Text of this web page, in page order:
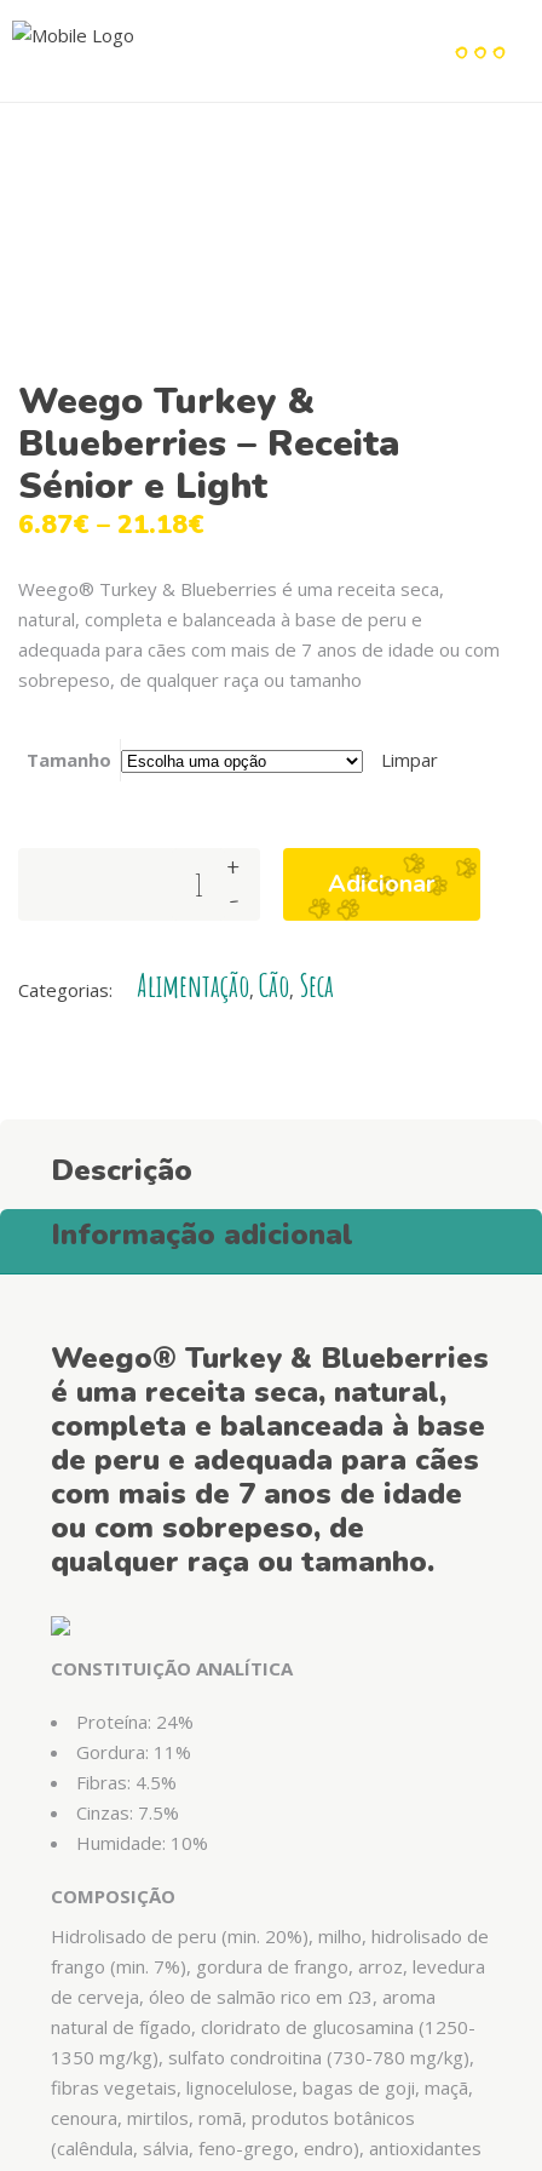
Weego Turkey &
Blueberries – Receita
Sénior e Light
6.87€ – 21.18€
Weego® Turkey & Blueberries é uma receita seca,
natural, completa e balanceada à base de peru e
adequada para cães com mais de 7 anos de idade ou com
sobrepeso, de qualquer raça ou tamanho
Tamanho Limpar
-
-
+ Adicionar
Categorias: Alimentação, Cão, Seca
Descrição
Informação adicional
Weego® Turkey & Blueberries
é uma receita seca, natural,
completa e balanceada à base
de peru e adequada para cães
com mais de 7 anos de idade
ou com sobrepeso, de
qualquer raça ou tamanho.
CONSTITUIÇÃO ANALÍTICA
Proteína: 24%
Gordura: 11%
Fibras: 4.5%
Cinzas: 7.5%
Humidade: 10%
COMPOSIÇÃO
Hidrolisado de peru (min. 20%), milho, hidrolisado de
frango (min. 7%), gordura de frango, arroz, levedura
de cerveja, óleo de salmão rico em Ω3, aroma
natural de fígado, cloridrato de glucosamina (1250-
1350 mg/kg), sulfato condroitina (730-780 mg/kg),
fibras vegetais, lignocelulose, bagas de goji, maçã,
cenoura, mirtilos, romã, produtos botânicos
(calêndula, sálvia, feno-grego, endro), antioxidantes